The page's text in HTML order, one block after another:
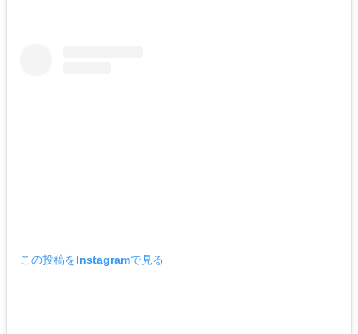
この投稿をInstagramで見る